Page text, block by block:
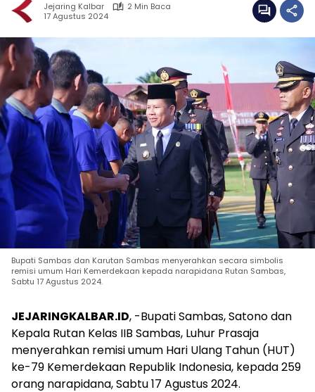
Jejaring Kalbar
2 Min Baca
17 Agustus 2024
Bupati Sambas dan Karutan Sambas menyerahkan secara simbolis
remisi umum Hari Kemerdekaan kepada narapidana Rutan Sambas,
Sabtu 17 Agustus 2024.
JEJARINGKALBAR.ID, -Bupati Sambas, Satono dan
Kepala Rutan Kelas IIB Sambas, Luhur Prasaja
menyerahkan remisi umum Hari Ulang Tahun (HUT)
ke-79 Kemerdekaan Republik Indonesia, kepada 259
orang narapidana, Sabtu 17 Agustus 2024.